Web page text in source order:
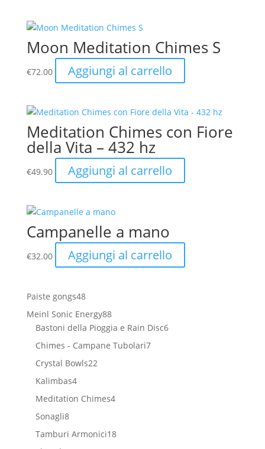
Moon Meditation Chimes S
€72.00 Aggiungi al carrello
Meditation Chimes con Fiore
della Vita – 432 hz
€49.90 Aggiungi al carrello
Campanelle a mano
€32.00 Aggiungi al carrello
Paiste gongs4848
prodotti
Meinl Sonic Energy8888
prodotti
Bastoni della Pioggia e Rain Disc66
Chimes - Campane Tubolari77
Crystal Bowls2222
Kalimbas44
prodotti
Meditation Chimes44
Sonagli88
prodotti
Tamburi Armonici1818